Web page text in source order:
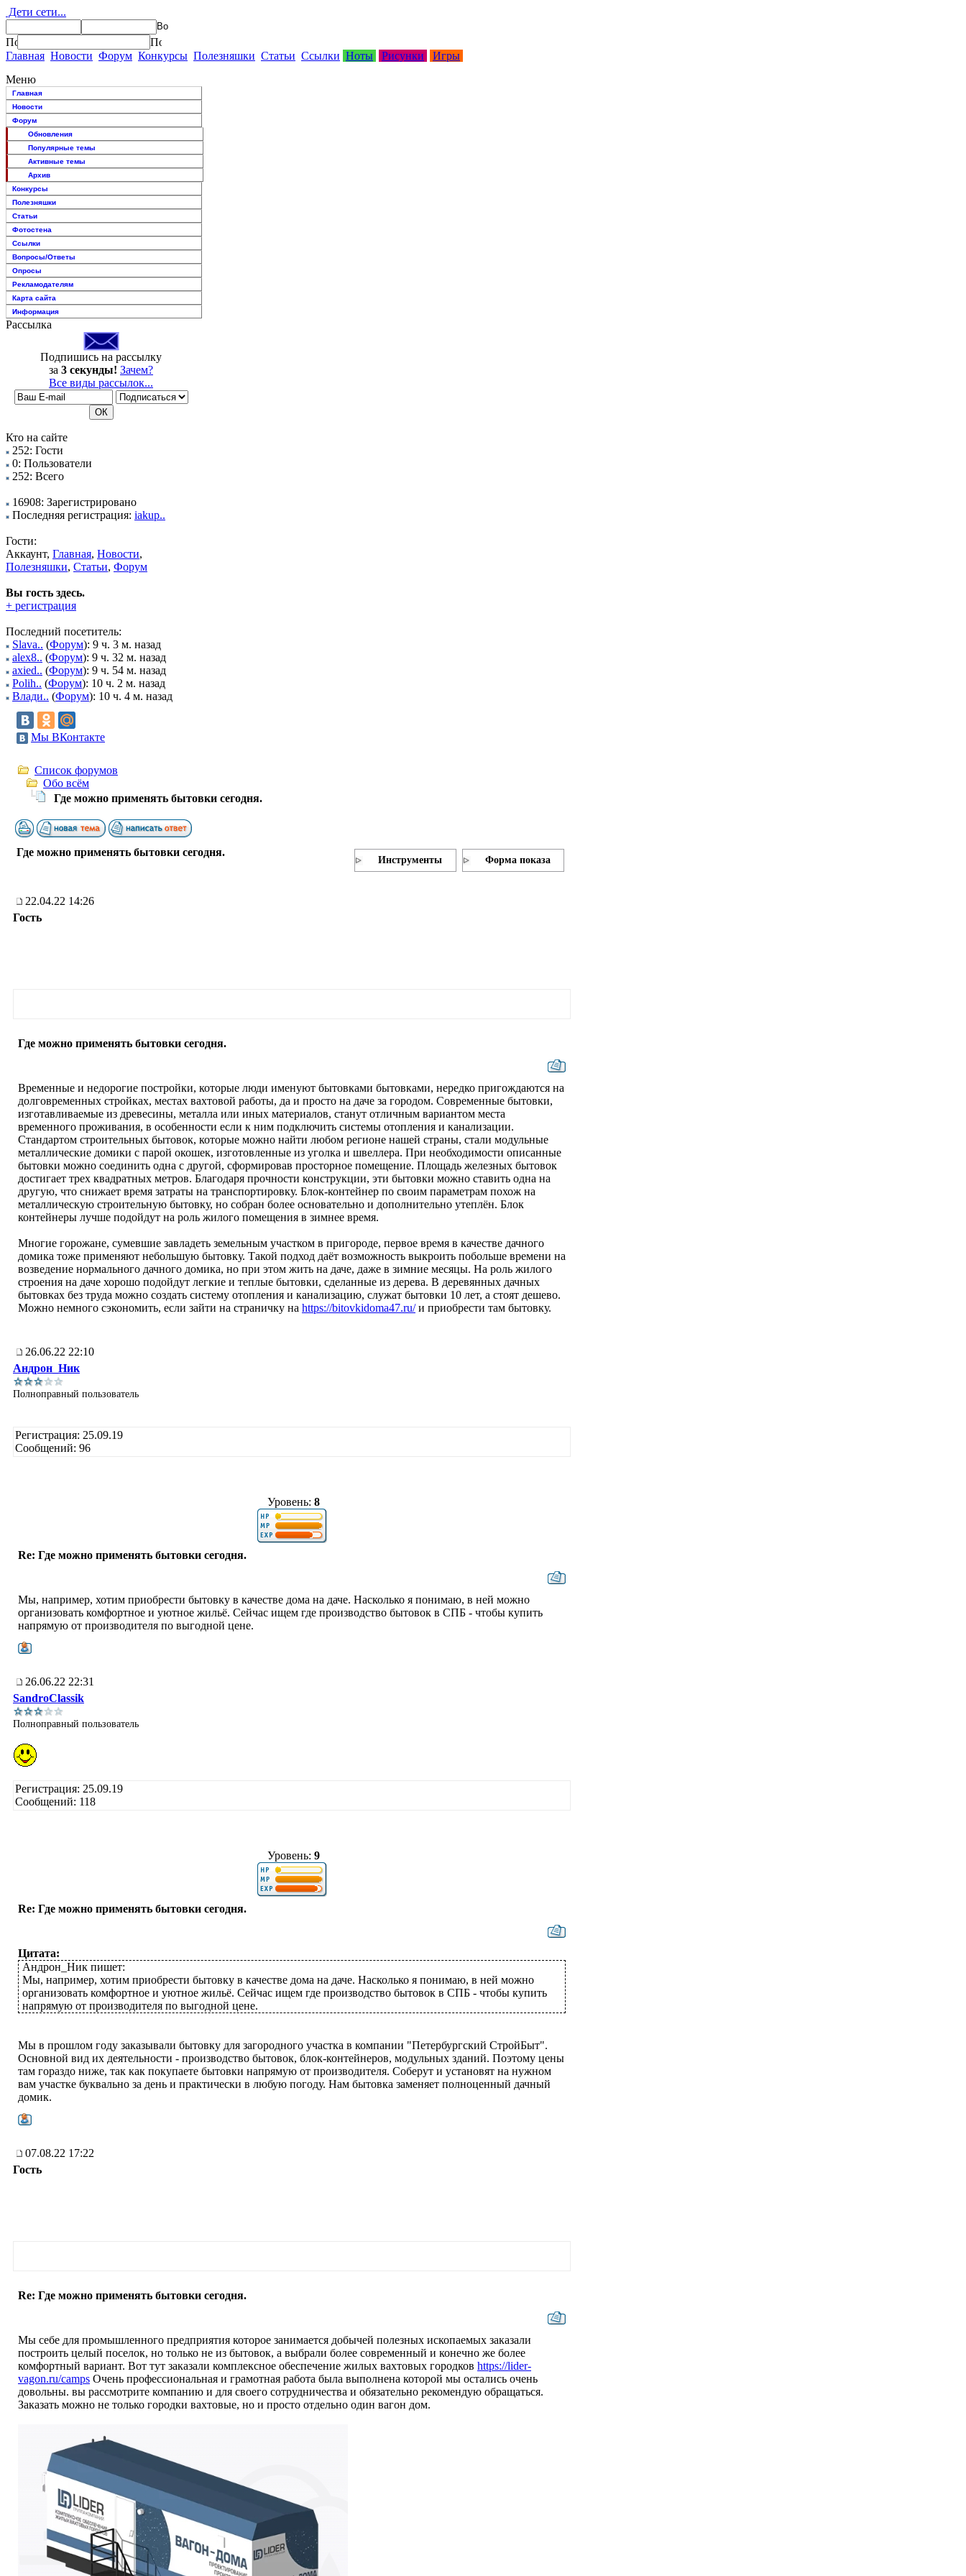
Дети сети...
Главная Новости Форум Конкурсы Полезняшки Статьи Ссылки Ноты Рисунки
Игры
Меню
Главная
Новости
Форум
Обновления
Популярные темы
Активные темы
Архив
Конкурсы
Полезняшки
Статьи
Фотостена
Ссылки
Вопросы/Ответы
Опросы
Рекламодателям
Карта сайта
Информация
Рассылка
Подпишись на рассылку
за 3 секунды! Зачем?
Все виды рассылок...
Кто на сайте
252: Гости
0: Пользователи
252: Всего
16908: Зарегистрировано
Последняя регистрация: iakup..
Гости:
Аккаунт, Главная, Новости,
Полезняшки, Статьи, Форум
Вы гость здесь.
+ регистрация
Последний посетитель:
Slava.. (Форум): 9 ч. 3 м. назад
alex8.. (Форум): 9 ч. 32 м. назад
axied.. (Форум): 9 ч. 54 м. назад
Polih.. (Форум): 10 ч. 2 м. назад
Влади.. (Форум): 10 ч. 4 м. назад
Мы ВКонтакте
Список форумов
Обо всём
Где можно применять бытовки сегодня.
Где можно применять бытовки сегодня.
Инструменты Форма показа
22.04.22 14:26
Гость
Где можно применять бытовки сегодня.
Временные и недорогие постройки, которые люди именуют бытовками бытовками, нередко пригождаются на
долговременных стройках, местах вахтовой работы, да и просто на даче за городом. Современные бытовки,
изготавливаемые из древесины, металла или иных материалов, станут отличным вариантом места
временного проживания, в особенности если к ним подключить системы отопления и канализации.
Стандартом строительных бытовок, которые можно найти любом регионе нашей страны, стали модульные
металлические домики с парой окошек, изготовленные из уголка и швеллера. При необходимости описанные
бытовки можно соединить одна с другой, сформировав просторное помещение. Площадь железных бытовок
достигает трех квадратных метров. Благодаря прочности конструкции, эти бытовки можно ставить одна на
другую, что снижает время затраты на транспортировку. Блок-контейнер по своим параметрам похож на
металлическую строительную бытовку, но собран более основательно и дополнительно утеплён. Блок
контейнеры лучше подойдут на роль жилого помещения в зимнее время.
Многие горожане, сумевшие завладеть земельным участком в пригороде, первое время в качестве дачного
домика тоже применяют небольшую бытовку. Такой подход даёт возможность выкроить побольше времени на
возведение нормального дачного домика, но при этом жить на даче, даже в зимние месяцы. На роль жилого
строения на даче хорошо подойдут легкие и теплые бытовки, сделанные из дерева. В деревянных дачных
бытовках без труда можно создать систему отопления и канализацию, служат бытовки 10 лет, а стоят дешево.
Можно немного сэкономить, если зайти на страничку на https://bitovkidoma47.ru/и приобрести там бытовку.
26.06.22 22:10
Андрон_Ник
Полноправный пользователь
Регистрация: 25.09.19
Сообщений: 96
Уровень: 8
Re: Где можно применять бытовки сегодня.
Мы, например, хотим приобрести бытовку в качестве дома на даче. Насколько я понимаю, в ней можно
организовать комфортное и уютное жильё. Сейчас ищем где производство бытовок в СПБ - чтобы купить
напрямую от производителя по выгодной цене.
26.06.22 22:31
SandroClassik
Полноправный пользователь
Регистрация: 25.09.19
Сообщений: 118
Уровень: 9
Re: Где можно применять бытовки сегодня.
Цитата:
Андрон_Ник пишет:
Мы, например, хотим приобрести бытовку в качестве дома на даче. Насколько я понимаю, в ней можно
организовать комфортное и уютное жильё. Сейчас ищем где производство бытовок в СПБ - чтобы купить
напрямую от производителя по выгодной цене.
Мы в прошлом году заказывали бытовку для загородного участка в компании "Петербургский СтройБыт".
Основной вид их деятельности - производство бытовок, блок-контейнеров, модульных зданий. Поэтому цены
там гораздо ниже, так как покупаете бытовки напрямую от производителя. Соберут и установят на нужном
вам участке буквально за день и практически в любую погоду. Нам бытовка заменяет полноценный дачный
домик.
07.08.22 17:22
Гость
Re: Где можно применять бытовки сегодня.
Мы себе для промышленного предприятия которое занимается добычей полезных ископаемых заказали
построить целый поселок, но только не из бытовок, а выбрали более современный и конечно же более
комфортный вариант. Вот тут заказали комплексное обеспечение жилых вахтовых городков https://lider-
vagon.ru/camps Очень профессиональная и грамотная работа была выполнена которой мы остались очень
довольны. вы рассмотрите компанию и для своего сотрудничества и обязательно рекомендую обращаться.
Заказать можно не только городки вахтовые, но и просто отдельно один вагон дом.